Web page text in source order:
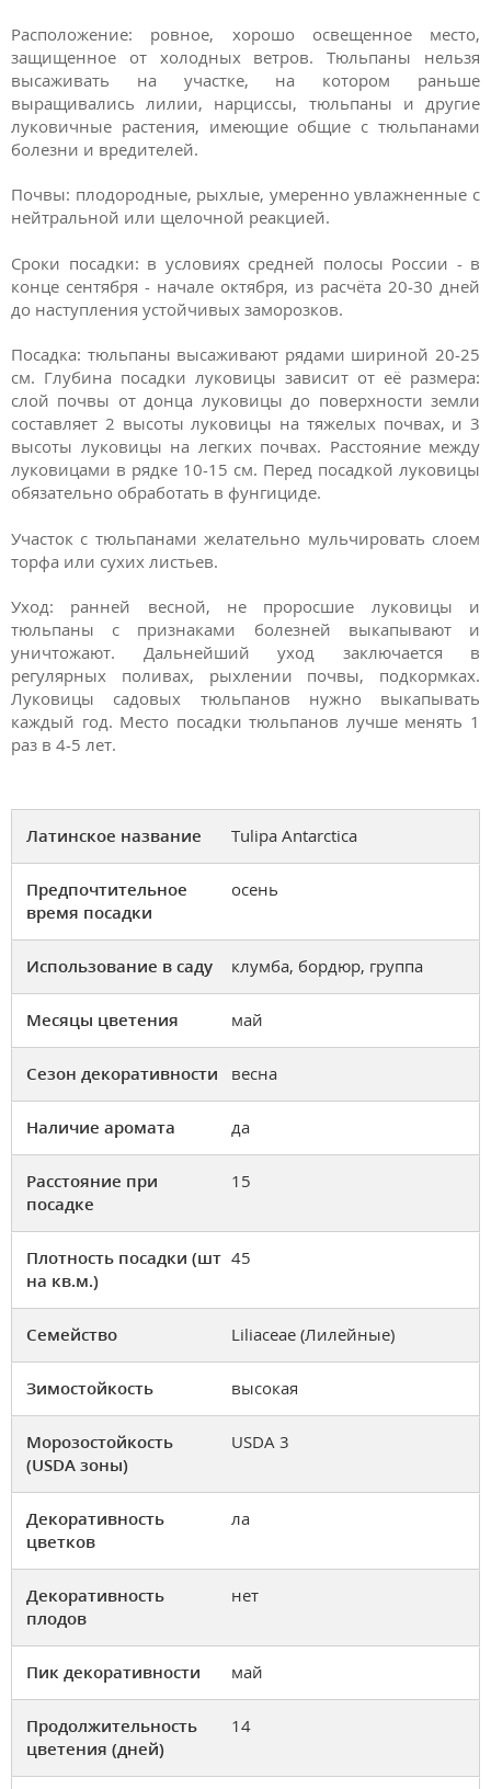
Расположение: ровное, хорошо освещенное место,
защищенное от холодных ветров. Тюльпаны нельзя
высаживать на участке, на котором раньше
выращивались лилии, нарциссы, тюльпаны и другие
луковичные растения, имеющие общие с тюльпанами
болезни и вредителей.
Почвы: плодородные, рыхлые, умеренно увлажненные с
нейтральной или щелочной реакцией.
Сроки посадки: в условиях средней полосы России - в
конце сентября - начале октября, из расчёта 20-30 дней
до наступления устойчивых заморозков.
Посадка: тюльпаны высаживают рядами шириной 20-25
см. Глубина посадки луковицы зависит от её размера:
слой почвы от донца луковицы до поверхности земли
составляет 2 высоты луковицы на тяжелых почвах, и 3
высоты луковицы на легких почвах. Расстояние между
луковицами в рядке 10-15 см. Перед посадкой луковицы
обязательно обработать в фунгициде.
Участок с тюльпанами желательно мульчировать слоем
торфа или сухих листьев.
Уход: ранней весной, не проросшие луковицы и
тюльпаны с признаками болезней выкапывают и
уничтожают. Дальнейший уход заключается в
регулярных поливах, рыхлении почвы, подкормках.
Луковицы садовых тюльпанов нужно выкапывать
каждый год. Место посадки тюльпанов лучше менять 1
раз в 4-5 лет.
Латинское название Tulipa Antarctica
Предпочтительное
время посадки
осень
Использование в саду клумба, бордюр, группа
Месяцы цветения май
Сезон декоративности весна
Наличие аромата да
Расстояние при
посадке
15
Плотность посадки (шт
на кв.м.)
45
Семейство Liliaceae (Лилейные)
Зимостойкость высокая
Морозостойкость
(USDA зоны)
USDA 3
Декоративность
цветков
ла
Декоративность
плодов
нет
Пик декоративности май
Продолжительность
цветения (дней)
14